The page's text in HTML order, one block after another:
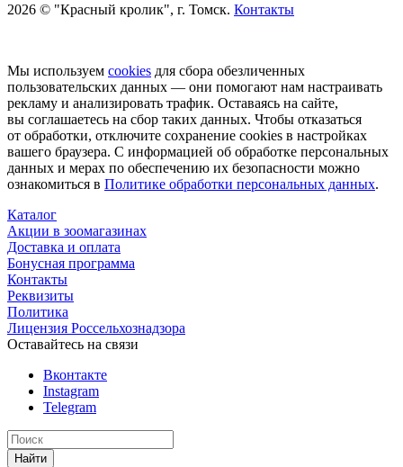
2026 © "Красный кролик", г. Томск. Контакты
Мы используем cookies для сбора обезличенных
пользовательских данных — они помогают нам настраивать
рекламу и анализировать трафик. Оставаясь на сайте,
вы соглашаетесь на сбор таких данных. Чтобы отказаться
от обработки, отключите сохранение cookies в настройках
вашего браузера. С информацией об обработке персональных
данных и мерах по обеспечению их безопасности можно
ознакомиться в Политике обработки персональных данных.
Каталог
Акции в зоомагазинах
Доставка и оплата
Бонусная программа
Контакты
Реквизиты
Политика
Лицензия Россельхознадзора
Оставайтесь на связи
Вконтакте
Instagram
Telegram
Найти